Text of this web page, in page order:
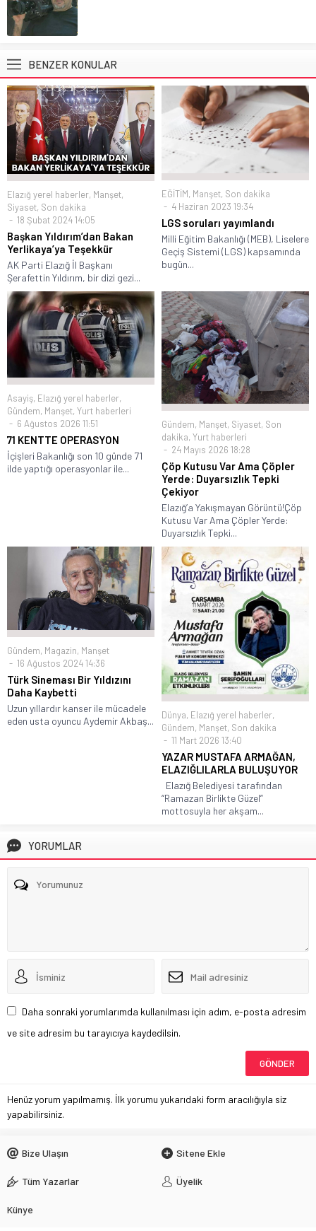
BENZER KONULAR
Elazığ yerel haberler, Manşet,
Siyaset, Son dakika
18 Şubat 2024 14:05
Başkan Yıldırım’dan Bakan
Yerlikaya’ya Teşekkür
AK Parti Elazığ İl Başkanı
Şerafettin Yıldırım, bir dizi gezi...
EĞİTİM, Manşet, Son dakika
4 Haziran 2023 19:34
LGS soruları yayımlandı
Milli Eğitim Bakanlığı (MEB), Liselere
Geçiş Sistemi (LGS) kapsamında
bugün...
Asayiş, Elazığ yerel haberler,
Gündem, Manşet, Yurt haberleri
6 Ağustos 2026 11:51
71 KENTTE OPERASYON
İçişleri Bakanlığı son 10 günde 71
ilde yaptığı operasyonlar ile...
Gündem, Manşet, Siyaset, Son
dakika, Yurt haberleri
24 Mayıs 2026 18:28
Çöp Kutusu Var Ama Çöpler
Yerde: Duyarsızlık Tepki
Çekiyor
Elazığ’a Yakışmayan Görüntü!Çöp
Kutusu Var Ama Çöpler Yerde:
Duyarsızlık Tepki...
Gündem, Magazin, Manşet
16 Ağustos 2024 14:36
Türk Sineması Bir Yıldızını
Daha Kaybetti
Uzun yıllardır kanser ile mücadele
eden usta oyuncu Aydemir Akbaş...
Dünya, Elazığ yerel haberler,
Gündem, Manşet, Son dakika
11 Mart 2026 13:40
YAZAR MUSTAFA ARMAĞAN,
ELAZIĞLILARLA BULUŞUYOR
Elazığ Belediyesi tarafından
“Ramazan Birlikte Güzel”
mottosuyla her akşam...
YORUMLAR
Daha sonraki yorumlarımda kullanılması için adım, e-posta adresim
ve site adresim bu tarayıcıya kaydedilsin.
Henüz yorum yapılmamış. İlk yorumu yukarıdaki form aracılığıyla siz
yapabilirsiniz.
Bize Ulaşın Sitene Ekle
Tüm Yazarlar Üyelik
Künye